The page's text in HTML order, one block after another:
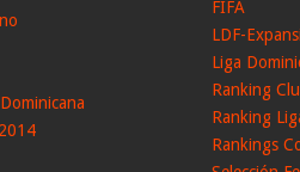
FIFA
LDF-
Liga
Ranking
Ranking
Rankings